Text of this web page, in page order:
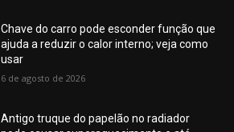
Chave do carro pode esconder função que
ajuda a reduzir o calor interno; veja como
usar
6 de agosto de 2026
Antigo truque do papelão no radiador